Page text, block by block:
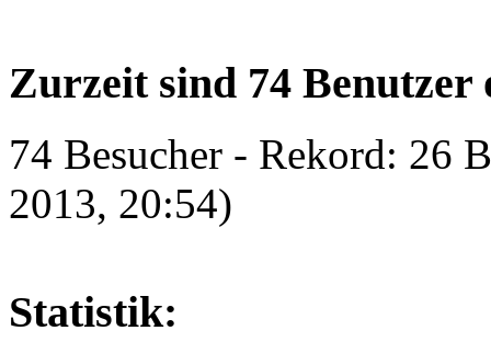
Zurzeit sind 74 Benutzer
74 Besucher - Rekord: 26
2013, 20:54)
Statistik: